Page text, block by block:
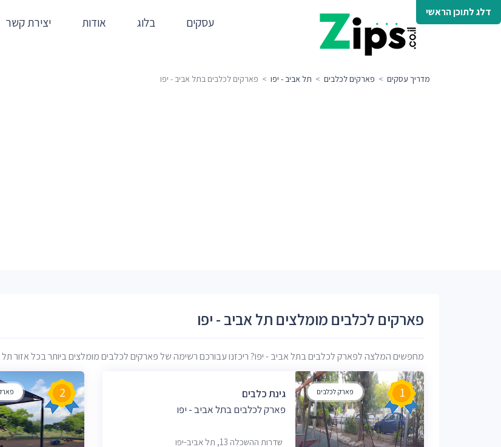
דלג לתוכן הראשי
עסקים בלוג אודות יצירת קשר
מדריך עסקים > פארקים לכלבים > תל אביב - יפו > פארקים לכלבים בתל אביב - יפו
פארקים לכלבים מומלצים תל אביב - יפו
מחפשים המלצה לפארק לכלבים בתל אביב - יפו? ריכזנו עבורכם רשימה של פארקים לכלבים מומלצים ביותר בכל אזור תל
פארק לכלבים 1
גינת כלבים
פארק לכלבים בתל אביב - יפו
שדרות ההשכלה 13, תל אביב-יפו
2